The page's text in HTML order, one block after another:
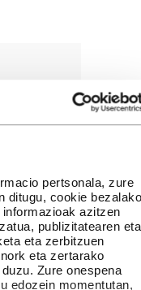
pertsonala, zure
ditugu, cookie bezalako
azitzen
publizitatearen eta
eta zerbitzuen
eta zertarako
Zure onespena
edozein momentutan,